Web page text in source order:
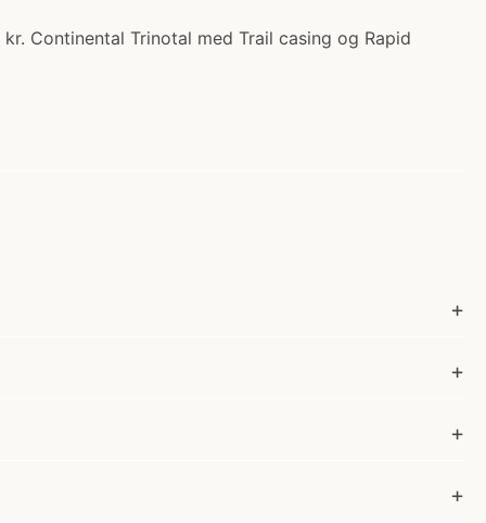
Continental Trinotal med Trail casing og Rapid